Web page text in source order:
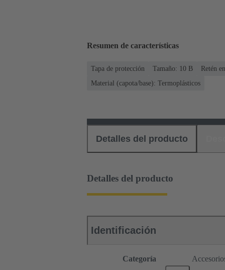
Resumen de características
Tapa de protección Tamaño: 10 B
Retén
Material (capota/base): Termoplásticos
Detalles del producto
Detalles del producto
Identificación
Categoría